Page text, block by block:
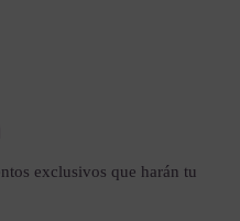
exclusivos que harán tu